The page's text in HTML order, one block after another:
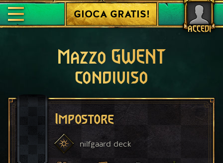
ACCEDI
GIOCA GRATIS!
Mazzo GWENT
condiviso
Impostore
nilfgaard deck